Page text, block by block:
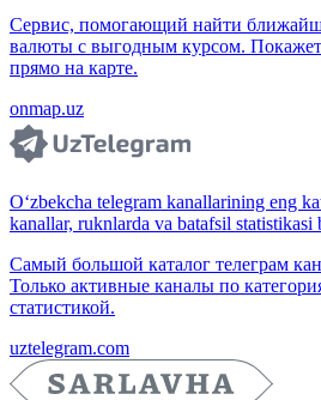
Сервис, помогающий найти
валюты с выгодным курсом.
прямо на карте.
onmap.uz
O‘zbekcha telegram kanallarining eng
kanallar, ruknlarda va batafsil statistikasi
Самый большой каталог телеграм
Только активные каналы по
статистикой.
uztelegram.com